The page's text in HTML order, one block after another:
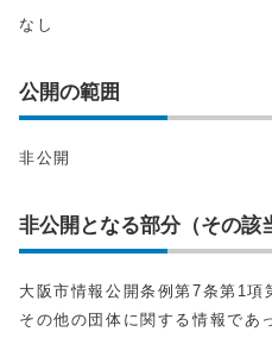
なし
公開の範囲
非公開
非公開となる部分（その該
大阪市情報公開条例第7条第1項
その他の団体に関する情報であ